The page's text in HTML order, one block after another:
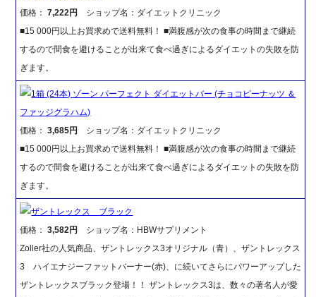
価格：7,222円
ショップ名：ダイエットクリニック
■15 000円以上お買求めで送料無料！ ■満腹感が次の食事の時間まで継続
するので間食を避けることが出来て食べ過ぎによるダイエットの失敗を防
ぎます。
1箱 (24本) ゾーン パーフェクト ダイエットバー (チョコピーナッツ ＆
ファッジグラハム)
価格：3,685円
ショップ名：ダイエットクリニック
■15 000円以上お買求めで送料無料！ ■満腹感が次の食事の時間まで継続
するので間食を避けることが出来て食べ過ぎによるダイエットの失敗を防
ぎます。
ザントレックス ブラック
価格：3,582円
ショップ名：HBWサプリメント
Zoller社の人気商品、ザントレックス3オリジナル（青）、ザントレックス
3 ハイエナジーファットバーナー(赤)、に続いてさらにパワーアップした
ザントレックスブラック登場！！ ザントレックス3は、数々の著名人が愛